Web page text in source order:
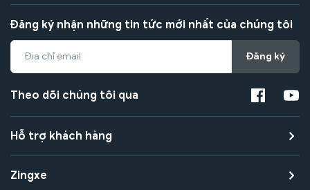
Đăng ký nhận những tin tức mới nhất của chúng tôi
Đăng ký
Theo dõi chúng tôi qua
Hỗ trợ khách hàng
Zingxe